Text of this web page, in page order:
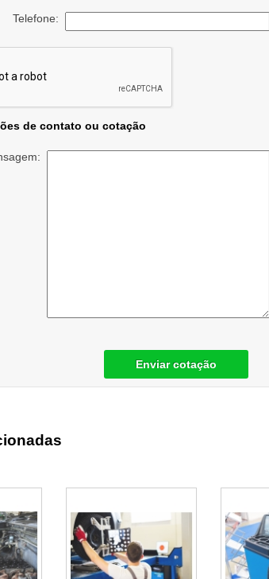
Telefone:
de contato ou cotação
Enviar cotação